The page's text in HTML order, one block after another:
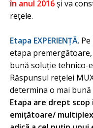
în anul 2016şi va
reţele.
Etapa EXPERIENŢĂ.
etapa premergătoare,
bună soluţie tehnico-
Răspunsul reţelei
determina o mai
Etapa are drept scop
emiţătoare/ multiplex